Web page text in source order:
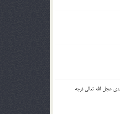
عجل الله تعالی فرجه